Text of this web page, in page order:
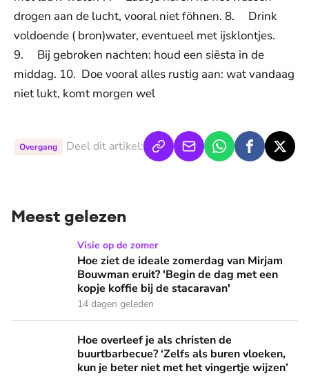
drogen aan de lucht, vooral niet föhnen. 8. Drink
voldoende ( bron)water, eventueel met ijsklontjes.
9. Bij gebroken nachten: houd een siësta in de
middag. 10. Doe vooral alles rustig aan: wat vandaag
niet lukt, komt morgen wel
Overgang Deel dit artikel:
Meest gelezen
Hoe ziet de ideale zomerdag van Mirjam Bouwman eruit?
Visie op de zomer
Hoe ziet de ideale zomerdag van Mirjam
Bouwman eruit? 'Begin de dag met een
kopje koffie bij de stacaravan'
14 dagen geleden
Hoe overleef je als christen de buurtbarbecue? ‘Zelfs als
Hoe overleef je als christen de
buurtbarbecue? ‘Zelfs als buren vloeken,
kun je beter niet met het vingertje wijzen’